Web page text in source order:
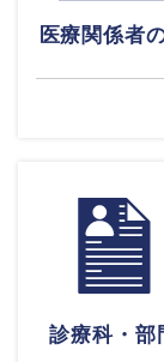
医療関係者
診療科・部